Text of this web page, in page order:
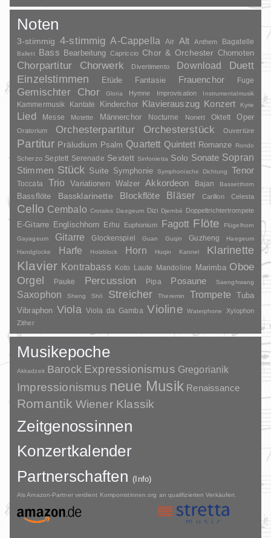
Noten
3-stimmig 4-stimmig A-Cappella Air Alt Anthem Bagatelle
Ballett Bass Bearbeitung Capriccio Chor & Orchester Chornoten
Chorpartitur Chorwerk Divertimento Download
Duett
Einzelstimmen
Etüde Fantasie Frauenchor Fuge
Gemischter Chor Gloria Hymne Improvisation Instrumentalmusik
Kammermusik Kantate Kinderchor Klavierauszug Konzert Kyrie
Lied Messe Motette Männerchor Nocturne Nonett Oktett Oper
Oratorium Orchesterpartitur Orchesterstück Ouvertüre
Partitur Präludium Psalm Quartett Quintett Romanze Rondo
Scherzo Septett Serenade Sextett Sinfonietta Solo Sonate Sopran
Stimmen Stück Suite Symphonie Symphonische Dichtung Tenor
Toccata Trio Variationen Walzer Akkordeon Bajan Bassetthorn
Bassflöte Bassklarinette Blockflöte Bläser Carillon Celesta
Cello Cembalo Crotales Daegeum Dizi Djembé Doppeltrichtertrompete
E-Gitarre Englischhorn Erhu Euphonium Fagott Flöte
Flügelhorn
Gayageum
Gitarre Glockenspiel Guan Guqin Guzheng
Haegeum
Handglocke
Harfe Holzblock Horn Huqin Kannel Klarinette
Klavier Kontrabass Koto Laute Mandoline Marimba Oboe
Orgel Pauke Percussion Pipa Posaune Saenghwang
Saxophon Sheng Shō Streicher Theremin Trompete
Tuba
Vibraphon Viola Viola da Gamba Violine Waterphone
Xylophon
Zither
Musikepoche
Akkadzeit Barock Expressionismus Gregorianik
Impressionismus neue Musik Renaissance
Romantik Wiener Klassik
Zeitgenossinnen
Konzertkalender
Partnerschaften(Info)
Als Amazon-Partner verdient Komponistinnen.org an qualifizierten Verkäufen.